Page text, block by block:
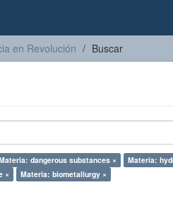
en Revolución Buscar
dangerous substances × Materia:
× Materia: biometallurgy ×